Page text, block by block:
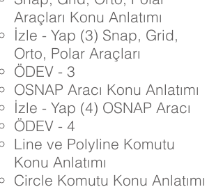
Araçları Konu Anlatımı
İzle - Yap (3) Snap, Grid,
Orto, Polar Araçları
ÖDEV - 3
OSNAP Aracı Konu Anlatımı
İzle - Yap (4) OSNAP Aracı
ÖDEV - 4
Line ve Polyline Komutu
Konu Anlatımı
Circle Komutu Konu Anlatımı